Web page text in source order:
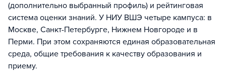
(дополнительно выбранный профиль) и рейтинговая
система оценки знаний. У НИУ ВШЭ четыре кампуса: в
Москве, Санкт-Петербурге, Нижнем Новгороде и в
Перми. При этом сохраняются единая образовательная
среда, общие требования к качеству образования и
приему.